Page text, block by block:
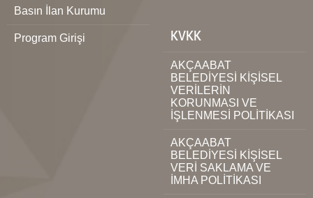
Basın İlan Kurumu
Program Girişi KVKK
AKÇAABAT
BELEDİYESİ KİŞİSEL
VERİLERİN
KORUNMASI VE
İŞLENMESİ POLİTİKASI
AKÇAABAT
BELEDİYESİ KİŞİSEL
VERİ SAKLAMA VE
İMHA POLİTİKASI